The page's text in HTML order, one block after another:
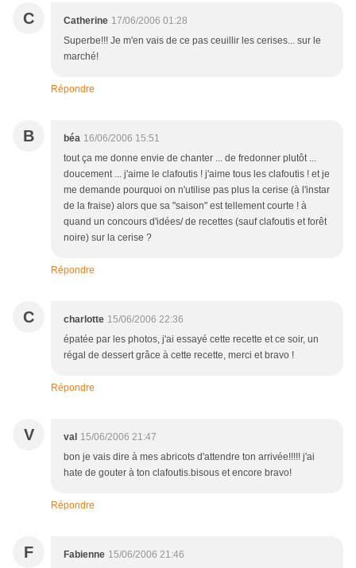
C Catherine 17/06/2006 01:28
Superbe!!! Je m'en vais de ce pas ceuillir les cerises... sur le
marché!
Répondre
B béa 16/06/2006 15:51
tout ça me donne envie de chanter ... de fredonner plutôt ...
doucement ... j'aime le clafoutis ! j'aime tous les clafoutis ! et je
me demande pourquoi on n'utilise pas plus la cerise (à l'instar
de la fraise) alors que sa "saison" est tellement courte ! à
quand un concours d'idées/ de recettes (sauf clafoutis et forêt
noire) sur la cerise ?
Répondre
C charlotte 15/06/2006 22:36
épatée par les photos, j'ai essayé cette recette et ce soir, un
régal de dessert grâce à cette recette, merci et bravo !
Répondre
V val 15/06/2006 21:47
bon je vais dire à mes abricots d'attendre ton arrivée!!!!! j'ai
hate de gouter à ton clafoutis.bisous et encore bravo!
Répondre
F Fabienne 15/06/2006 21:46